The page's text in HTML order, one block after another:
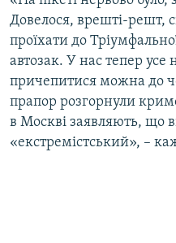
Довелося, врешті-решт,
проїхати до
автозак. У нас тепер усе
причепитися можна до
прапор розгорнули
в Москві заявляють, що
«екстремістський», –